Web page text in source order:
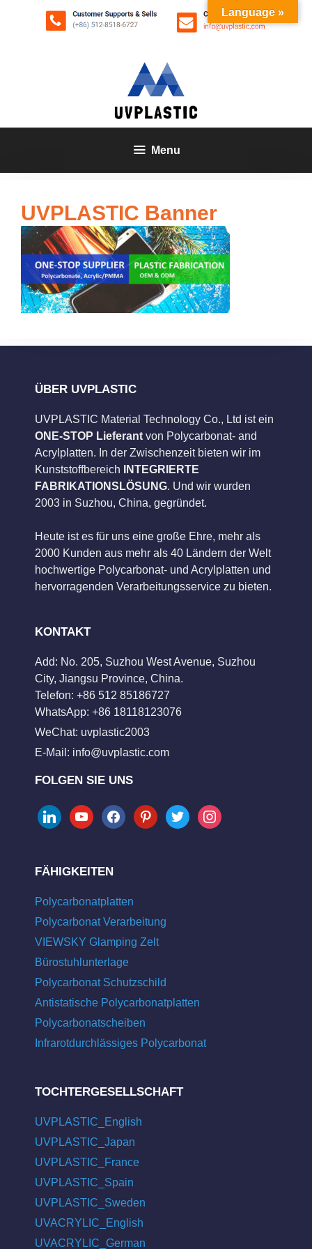
Menu
UVPLASTIC Banner
ÜBER UVPLASTIC
UVPLASTIC Material Technology Co., Ltd ist ein
ONE-STOP Lieferant von Polycarbonat- and
Acrylplatten. In der Zwischenzeit bieten wir im
Kunststoffbereich
INTEGRIERTE
FABRIKATIONSLÖSUNG. Und wir wurden
2003 in Suzhou, China, gegründet.
Heute ist es für uns eine große Ehre, mehr als
2000 Kunden aus mehr als 40 Ländern der Welt
hochwertige Polycarbonat- und Acrylplatten und
hervorragenden Verarbeitungsservice zu bieten.
KONTAKT
Add: No. 205, Suzhou West Avenue, Suzhou
City, Jiangsu Province, China.
Telefon: +86 512 85186727
WhatsApp: +86 18118123076
WeChat: uvplastic2003
E-Mail: info@uvplastic.com
FOLGEN SIE UNS
linkedinyoutubefacebookpinteresttwitter instagram
FÄHIGKEITEN
Polycarbonatplatten
Polycarbonat Verarbeitung
VIEWSKY Glamping Zelt
Bürostuhlunterlage
Polycarbonat Schutzschild
Antistatische Polycarbonatplatten
Polycarbonatscheiben
Infrarotdurchlässiges Polycarbonat
TOCHTERGESELLSCHAFT
UVPLASTIC_English
UVPLASTIC_Japan
UVPLASTIC_France
UVPLASTIC_Spain
UVPLASTIC_Sweden
UVACRYLIC_English
UVACRYLIC_German
Language »